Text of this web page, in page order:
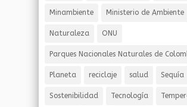
Minambiente Ministerio de Ambiente
Naturaleza ONU
Parques Nacionales Naturales de
Planeta reciclaje salud Sequía
Sostenibilidad Tecnología